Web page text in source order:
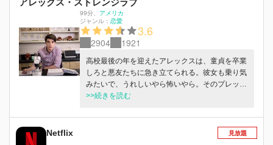
99分
アメリカ
ジャンル： 恋愛
3.6
2904 1921
高校最後の年を迎えたアレックスは、童貞を卒業
しろと悪友たちに急き立てられる。彼女も乗り気
みたいで、うれしいやら怖いやら。そのプレッシ
ャーたるや半端ない!
>>続きを読む
Netflix 見放題